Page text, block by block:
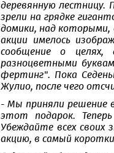
деревянную лестницу.
зрели на грядке
домики, над которыми,
акции имелось
сообщение о целях,
разноцветными
фертинг". Пока
Жулио, после чего
- Мы приняли решение
этот подарок.
Убеждайте всех
акцию, в самый